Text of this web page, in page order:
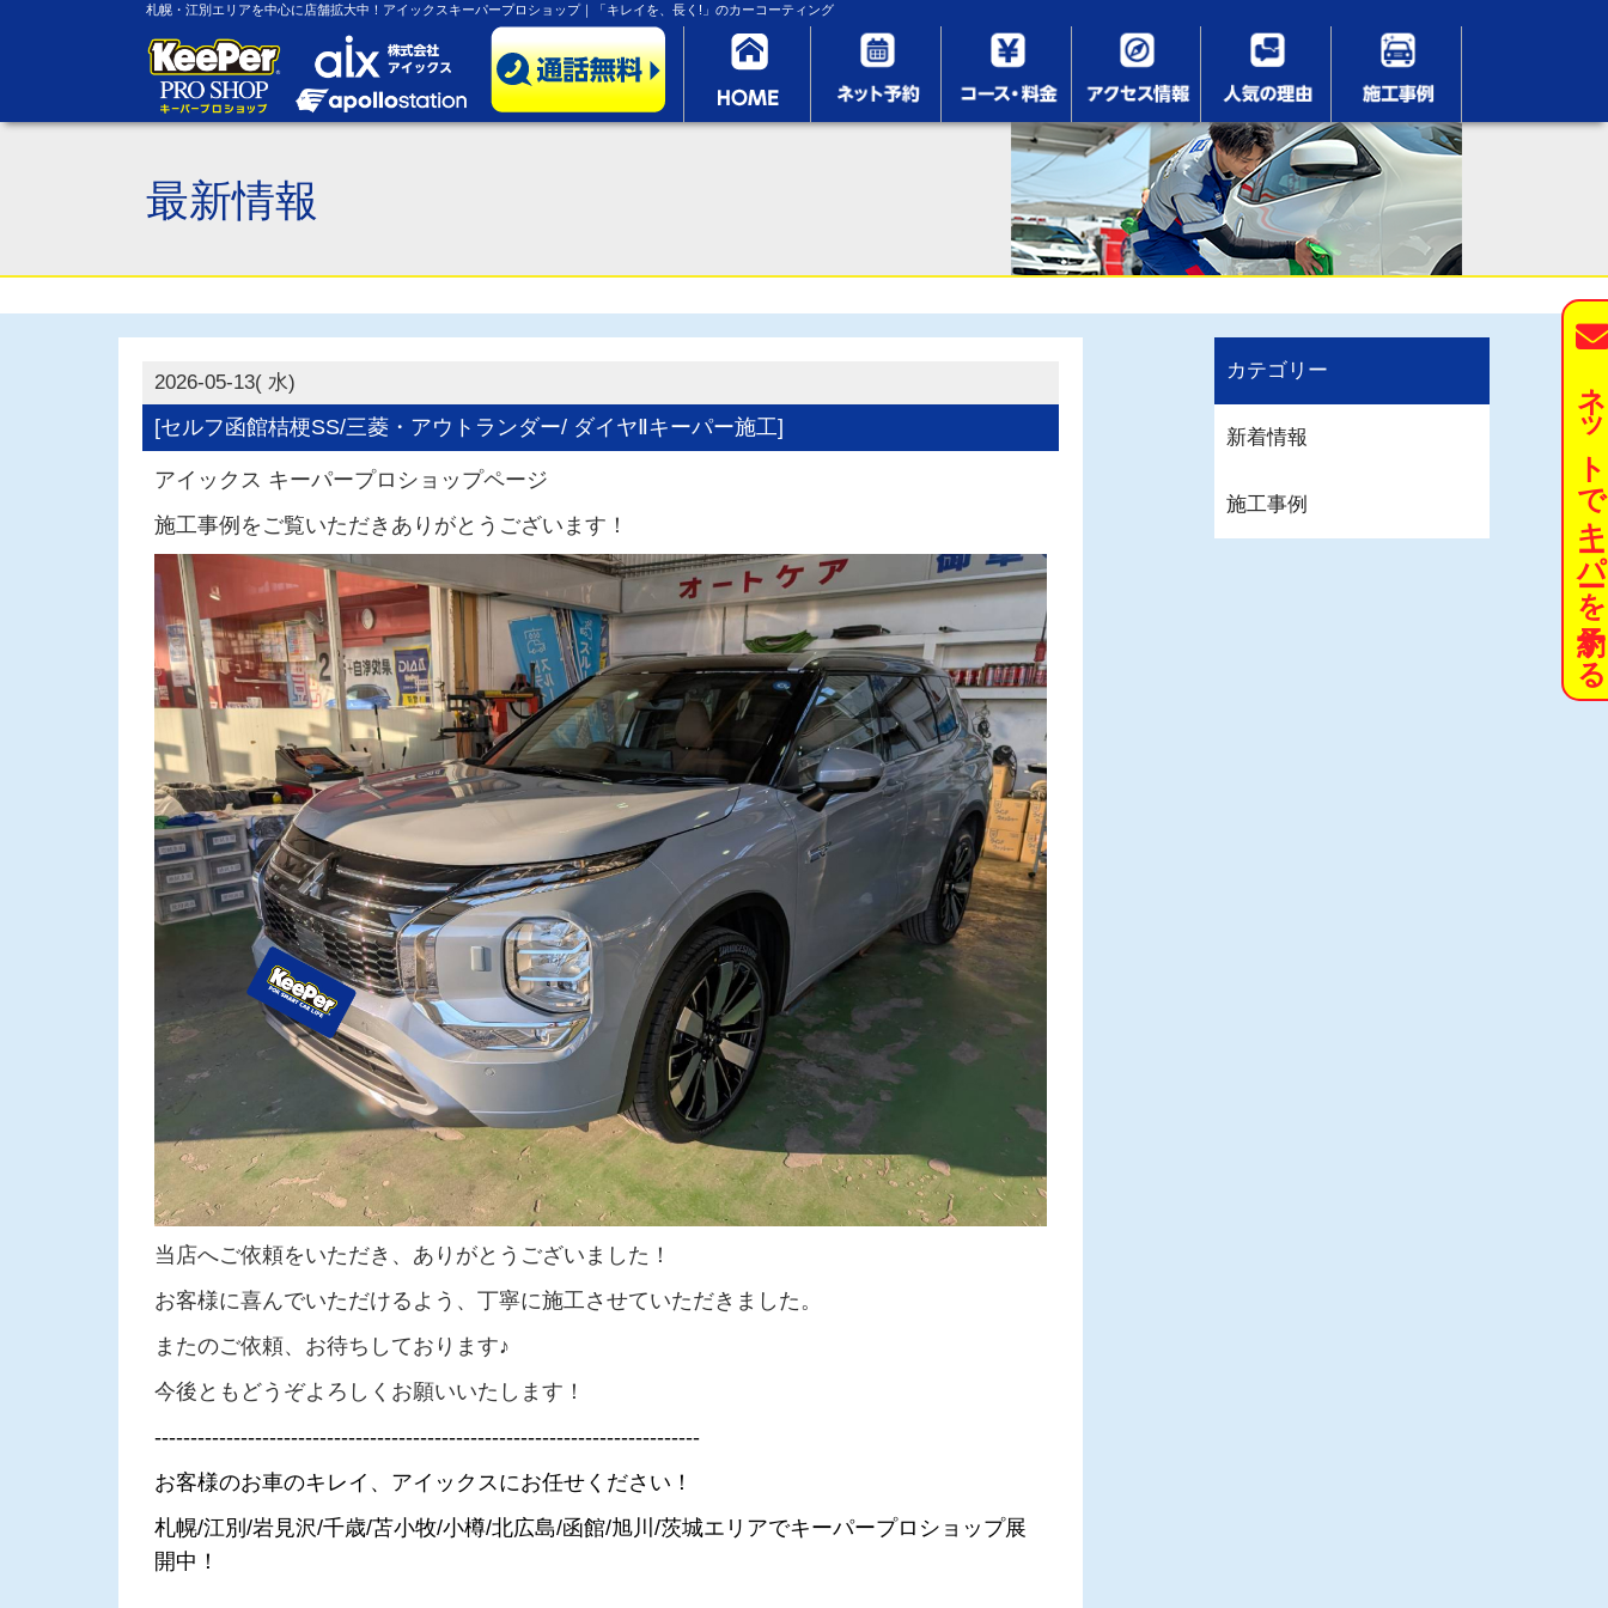
札幌・江別エリアを中心に店舗拡大中！アイックスキーパープロショップ｜「キレイを、長く!」のカーコーティング
最新情報
2026-05-13( 水)
[セルフ函館桔梗SS/三菱・アウトランダー/ ダイヤⅡキーパー施工]
アイックス キーパープロショップページ
施工事例をご覧いただきありがとうございます！
当店へご依頼をいただき、ありがとうございました！
お客様に喜んでいただけるよう、丁寧に施工させていただきました。
またのご依頼、お待ちしております♪
今後ともどうぞよろしくお願いいたします！
----------------------------------------------------------------------------
お客様のお車のキレイ、アイックスにお任せください！
札幌/江別/岩見沢/千歳/苫小牧/小樽/北広島/函館/旭川/茨城エリアでキーパープロショップ展
開中！
カテゴリー
新着情報
施工事例 ネットでキーパーを予約する